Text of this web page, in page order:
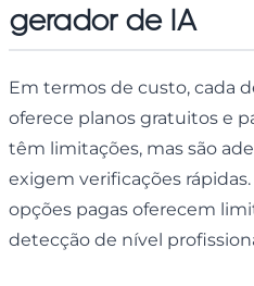
gerador de IA
Em termos de custo, cada
oferece planos gratuitos e
têm limitações, mas são
exigem verificações
opções pagas oferecem
detecção de nível